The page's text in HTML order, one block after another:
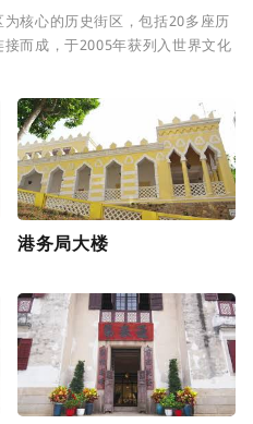
核心的历史街区，包括20多座历
而成，于2005年获列入世界文化
港务局大楼